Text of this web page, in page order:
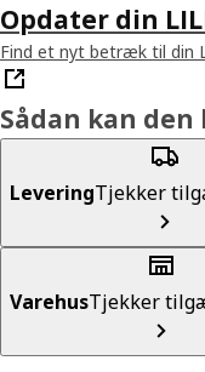
Opdater din
Find et nyt betræk til din
Sådan kan
LeveringTjekker
VarehusTjekker